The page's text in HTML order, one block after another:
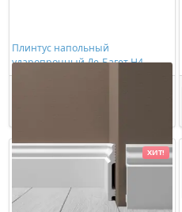
Плинтус напольный
ударопрочный Де-Багет Н4
ХИТ!